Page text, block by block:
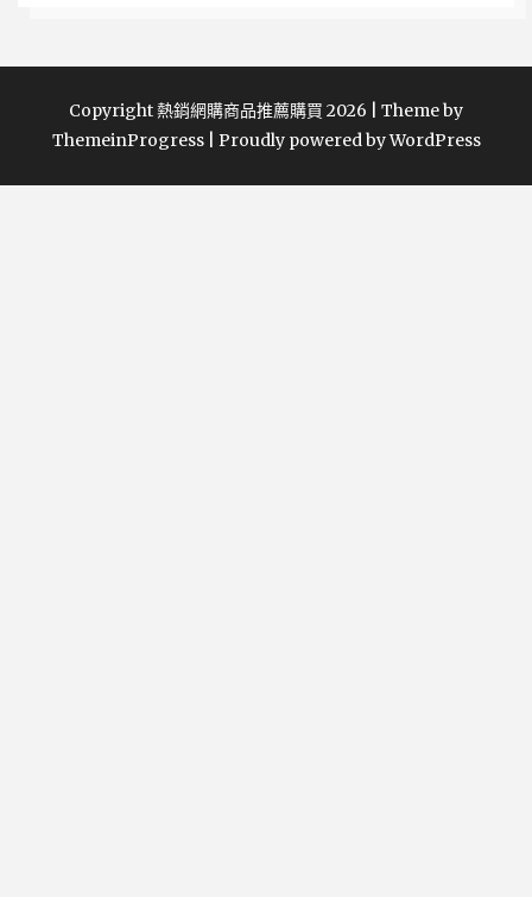
Copyright 熱銷網購商品推薦購買 2026 | Theme by
ThemeinProgress| Proudly powered by WordPress